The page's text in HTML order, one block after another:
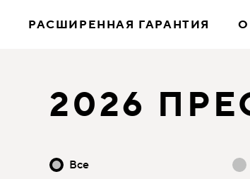
РАСШИРЕННАЯ ГАРАНТИЯ
2026
Все